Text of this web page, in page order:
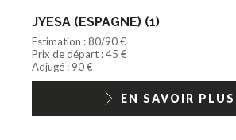
JYESA (ESPAGNE) (1)
Estimation : 80/90 €
Prix de départ : 45 €
Adjugé : 90 €
EN SAVOIR PLUS